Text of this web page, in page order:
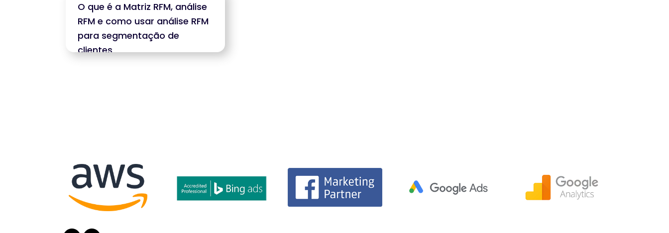
O que é a Matriz RFM, análise
RFM e como usar análise RFM
para segmentação de
clientes